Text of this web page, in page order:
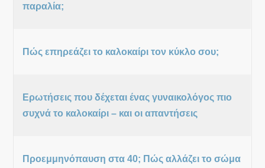
παραλία;
Πώς επηρεάζει το καλοκαίρι τον κύκλο σου;
Ερωτήσεις που δέχεται ένας γυναικολόγος πιο
συχνά το καλοκαίρι – και οι απαντήσεις
Προεμμηνόπαυση στα 40; Πώς αλλάζει το σώμα